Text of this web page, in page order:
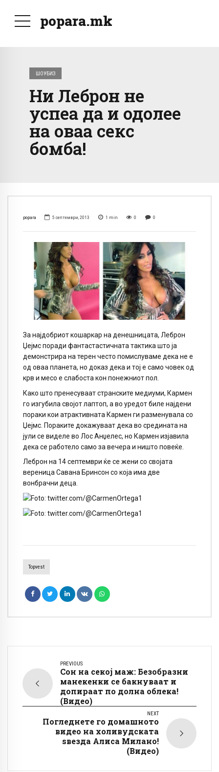
popara.mk
ШОУБИЗ
Ни Леброн не
успеа да и одолее
на оваа секс
бомба!
popara 5 септември, 2013 1 min 0 0
За најдобриот кошаркар на денешницата, Леброн
Џејмс поради фантастастичната тактика што ја
демонстрира на терен често помислуваме дека не е
од оваа планета, но доказ дека и тој е само човек од
крв и месо е слабоста кон понежниот пол.
Како што пренесуваат странските медиуми, Кармен
го изгубила својот лаптоп, а во уредот биле најдени
пораки кои атрактивната Кармен ги разменувала со
Џејмс. Пораките докажуваат дека во средината на
јули се виделе во Лос Анџелес, но Кармен изјавила
дека се работело само за вечера и ништо повеќе.
Леброн на 14 септември ќе се жени со својата
вереница Савана Бринсон со која има две
вонбрачни деца.
Topvest
PREVIOUS
Сон на секој маж: Безобразни
манекенки се бакнуваат и
допираат по долна облека!
(Видео)
NEXT
Погледнете го домашното
видео на холивудската
ѕвезда Алиса Милано!
(Видео)